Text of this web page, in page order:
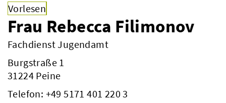
Vorlesen
Frau Rebecca Filimonov
Fachdienst Jugendamt
Burgstraße 1
31224 Peine
Telefon: +49 5171 401 220 3